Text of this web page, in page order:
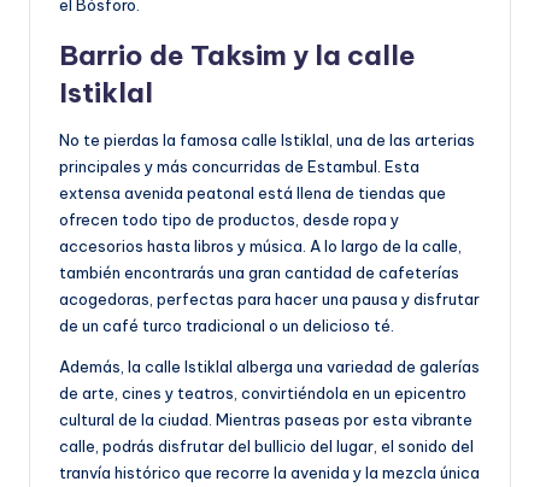
el Bósforo.
Barrio de Taksim y la calle
Istiklal
No te pierdas la famosa calle Istiklal, una de las arterias
principales y más concurridas de Estambul. Esta
extensa avenida peatonal está llena de tiendas que
ofrecen todo tipo de productos, desde ropa y
accesorios hasta libros y música. A lo largo de la calle,
también encontrarás una gran cantidad de cafeterías
acogedoras, perfectas para hacer una pausa y disfrutar
de un café turco tradicional o un delicioso té.
Además, la calle Istiklal alberga una variedad de galerías
de arte, cines y teatros, convirtiéndola en un epicentro
cultural de la ciudad. Mientras paseas por esta vibrante
calle, podrás disfrutar del bullicio del lugar, el sonido del
tranvía histórico que recorre la avenida y la mezcla única